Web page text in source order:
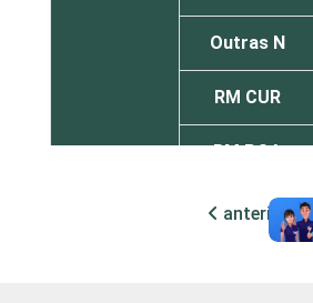
Outras N
RM CUR
RM POA
Outras S
anterior